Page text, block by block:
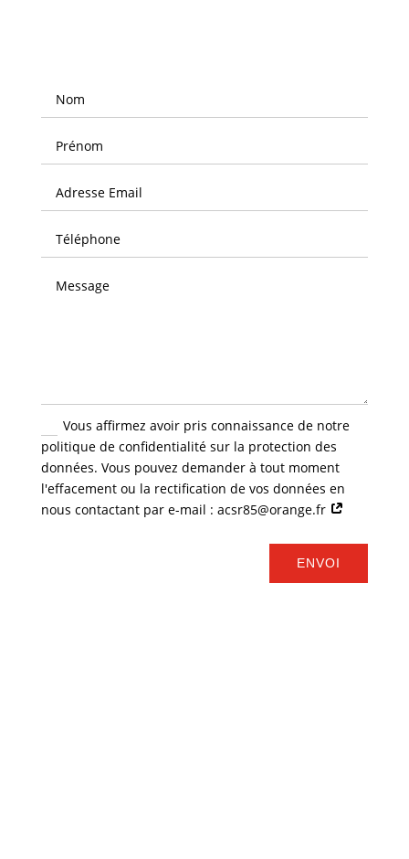
Vous affirmez avoir pris connaissance de notre
politique de confidentialité sur la protection des
données. Vous pouvez demander à tout moment
l'effacement ou la rectification de vos données en
nous contactant par e-mail : acsr85@orange.fr
ENVOI